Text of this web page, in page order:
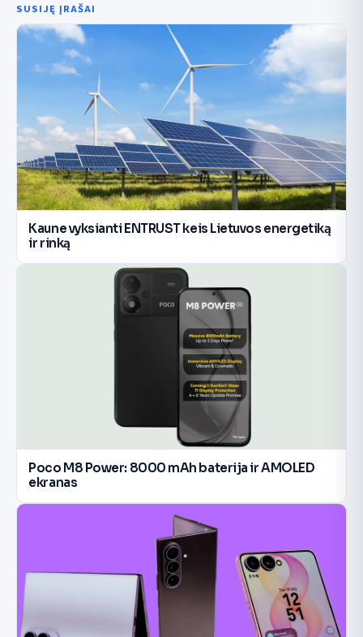
SUSIJĘ ĮRAŠAI
Kaune vyksianti ENTRUST keis Lietuvos energetiką
ir rinką
Poco M8 Power: 8000 mAh baterija ir AMOLED
ekranas